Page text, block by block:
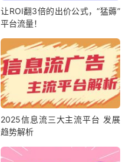
让ROI翻3倍的出价公式，“猛薅”
平台流量！
2025信息流三大主流平台 发展
趋势解析